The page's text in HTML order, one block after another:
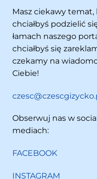
Masz ciekawy
chciałbyś podzielić
łamach naszego
chciałbyś się
czekamy na
Ciebie!
Obserwuj nas w social
mediach:
FACEBOOK
INSTAGRAM